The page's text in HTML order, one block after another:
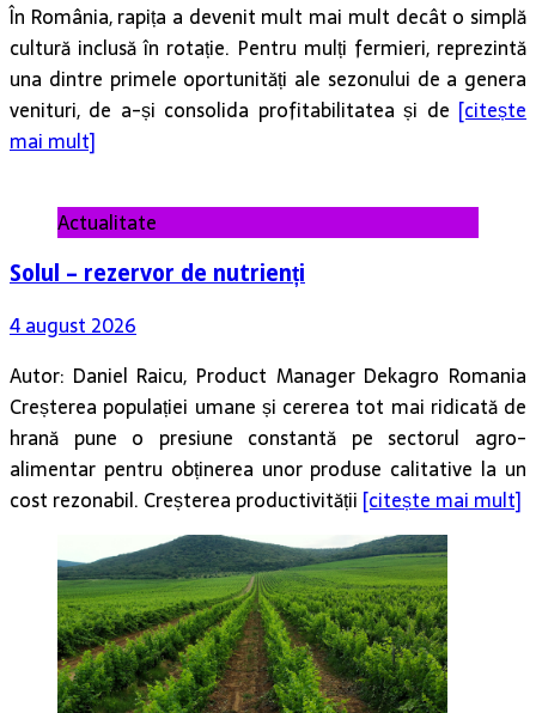
În România, rapița a devenit mult mai mult decât o simplă
cultură inclusă în rotație. Pentru mulți fermieri, reprezintă
una dintre primele oportunități ale sezonului de a genera
venituri, de a-și consolida profitabilitatea și de [citește
mai mult]
Actualitate
Solul – rezervor de nutrienți
4 august 2026
Autor: Daniel Raicu, Product Manager Dekagro Romania
Creșterea populației umane și cererea tot mai ridicată de
hrană pune o presiune constantă pe sectorul agro-
alimentar pentru obținerea unor produse calitative la un
cost rezonabil. Creșterea productivității [citește mai mult]